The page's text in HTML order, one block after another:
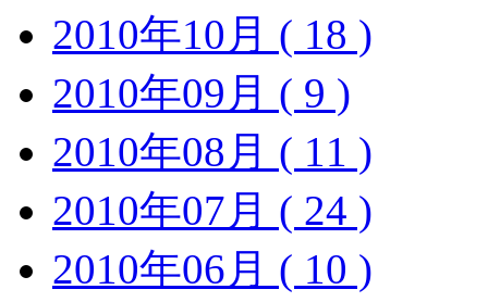
2010年10月 ( 18 )
2010年09月 ( 9 )
2010年08月 ( 11 )
2010年07月 ( 24 )
2010年06月 ( 10 )